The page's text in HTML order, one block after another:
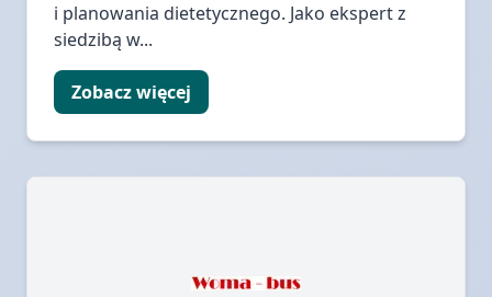
i planowania dietetycznego. Jako ekspert z
siedzibą w...
Zobacz więcej